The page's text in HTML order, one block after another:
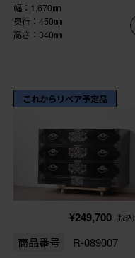
幅：1,670㎜
奥行：450㎜
高さ：340㎜
これからリペア予定品
¥249,700 (税込)
商品番号 R-089007